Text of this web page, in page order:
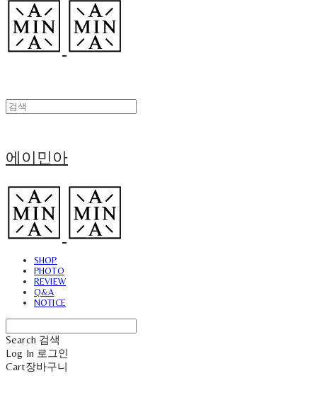
에이민아
SHOP
PHOTO
REVIEW
Q&A
NOTICE
Search 검색
Log In 로그인
Cart장바구니